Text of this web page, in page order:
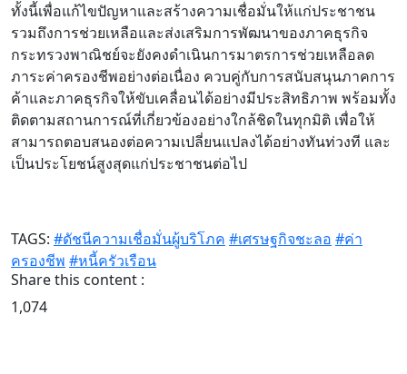
ทั้งนี้เพื่อแก้ไขปัญหาและสร้างความเชื่อมั่นให้แก่ประชาชน
รวมถึงการช่วยเหลือและส่งเสริมการพัฒนาของภาคธุรกิจ
กระทรวงพาณิชย์จะยังคงดำเนินการมาตรการช่วยเหลือลด
ภาระค่าครองชีพอย่างต่อเนื่อง ควบคู่กับการสนับสนุนภาคการ
ค้าและภาคธุรกิจให้ขับเคลื่อนได้อย่างมีประสิทธิภาพ พร้อมทั้ง
ติดตามสถานการณ์ที่เกี่ยวข้องอย่างใกล้ชิดในทุกมิติ เพื่อให้
สามารถตอบสนองต่อความเปลี่ยนแปลงได้อย่างทันท่วงที และ
เป็นประโยชน์สูงสุดแก่ประชาชนต่อไป
TAGS: #ดัชนีความเชื่อมั่นผู้บริโภค #เศรษฐกิจชะลอ #ค่า
ครองชีพ #หนี้ครัวเรือน
Share this content :
1,074